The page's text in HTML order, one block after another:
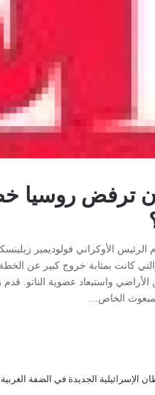
ترفض روسيا
والتي كانت بمثابة خروج كبير عن
واستبعاد عضوية الناتو.
الخاص…